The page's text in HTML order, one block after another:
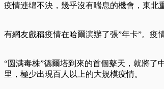
疫情連绵不決，幾乎沒有喘息的機會，東北
有網友戲稱疫情在哈爾滨辦了張”年卡”。疫
“圆满毒株”德爾塔到來的首個鼕天，就將了
里，極少出現百人以上的大規模疫情。